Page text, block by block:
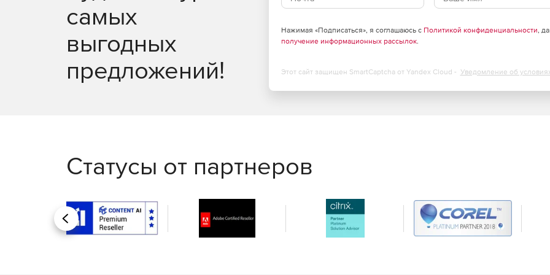
любой ТИМ-платформе (BIM-платформе), будь то зарубежные системы информационного моделирования
(Archicad, Revit, Allpla) или любые другие аналогичные программы.
Базы данных производителей оборудования
К программе nanoCAD BIM СКС прилагаются базы данных производителей структурированных
кабельных систем, шкафов и кабеленесущих систем. Все базы легко редактируются и пополняются.
самых
выгодных
предложений!
Нажимая «Подписаться», я соглашаюсь с Политикой конфиденциальности,
получение информационных рассылок.
Этот сайт защищен SmartCaptcha от Yandex Cloud - Уведомление об
Статусы от партнеров
Назад